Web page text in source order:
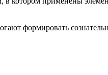
формировать